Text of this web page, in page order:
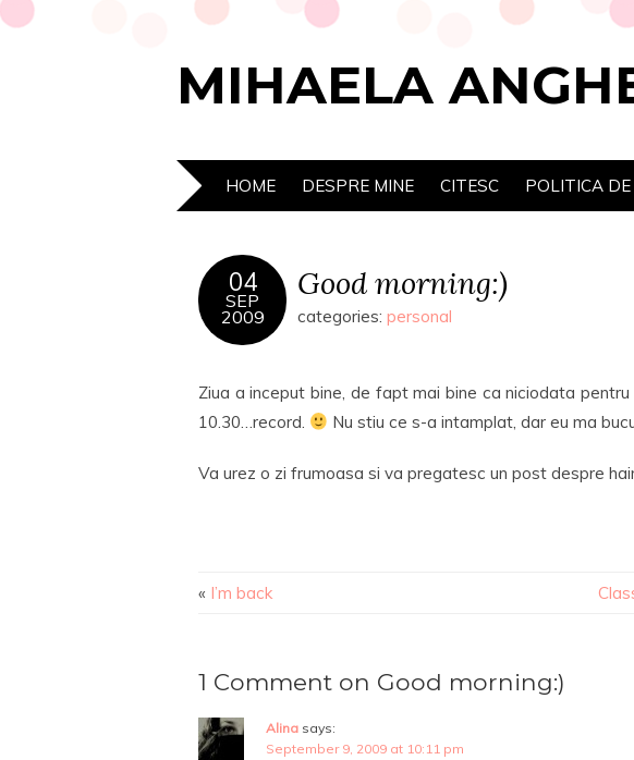
MIHAELA
HOME DESPRE MINE CITESC POLITICA DE
04
SEP
2009
Good morning:)
categories: personal
Ziua a inceput bine, de fapt mai bine ca niciodata
10.30…record.
Nu stiu ce s-a intamplat, dar eu ma
Va urez o zi frumoasa si va pregatesc un post despre
« I’m back
1 Comment on Good morning:)
Alina says:
September 9, 2009 at 10:11 pm